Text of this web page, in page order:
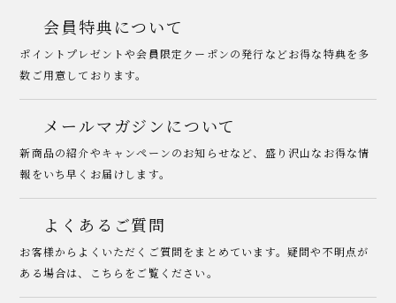
会員特典について
ポイントプレゼントや会員限定クーポンの発行などお得な特典を多
数ご用意しております。
メールマガジンについて
新商品の紹介やキャンペーンのお知らせなど、盛り沢山なお得な情
報をいち早くお届けします。
よくあるご質問
お客様からよくいただくご質問をまとめています。疑問や不明点が
ある場合は、こちらをご覧ください。